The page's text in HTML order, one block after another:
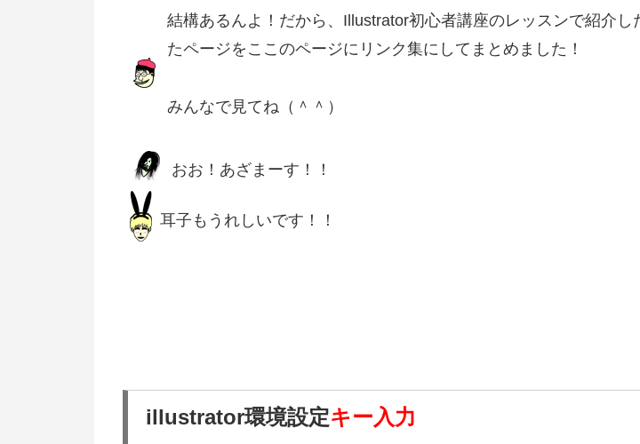
結構あるんよ！だから、Illustrator初心者講座のレッスンで紹介し
たページをここのページにリンク集にしてまとめました！
みんなで見てね（＾＾）
おお！あざまーす！！
耳子もうれしいです！！
illustrator環境設定キー入力